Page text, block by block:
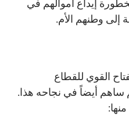
إيداع أموالهم في
إلى وطنهم الأم.
القوي للقطاع
ساهم أيضاً في نجاحه هذا.